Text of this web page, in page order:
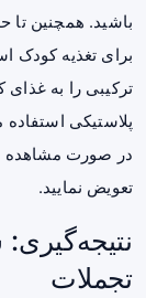
باشید. همچنین
برای تغذیه کودک
ترکیبی را به
پلاستیکی استفاده
در صورت مشاهده
تعویض نمایید.
تجملات